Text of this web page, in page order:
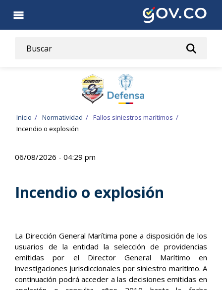
contenido
Ruta
navegación
Inicio Normatividad
Fallos siniestros marítimos
Incendio o explosión
06/08/2026 - 04:29 pm
Incendio o explosión
La Dirección General Marítima pone a disposición de los
usuarios de la entidad la selección de providencias
emitidas por el Director General Marítimo en
investigaciones jurisdiccionales por siniestro marítimo. A
continuación podrá acceder a las decisiones emitidas en